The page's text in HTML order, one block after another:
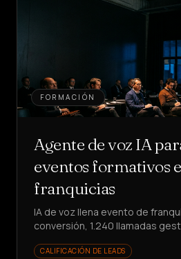
FORMACIÓN
Agente de voz IA
eventos formativos
franquicias
IA de voz llena evento de
conversión, 1.240 llamadas
CALIFICACIÓN DE LEADS